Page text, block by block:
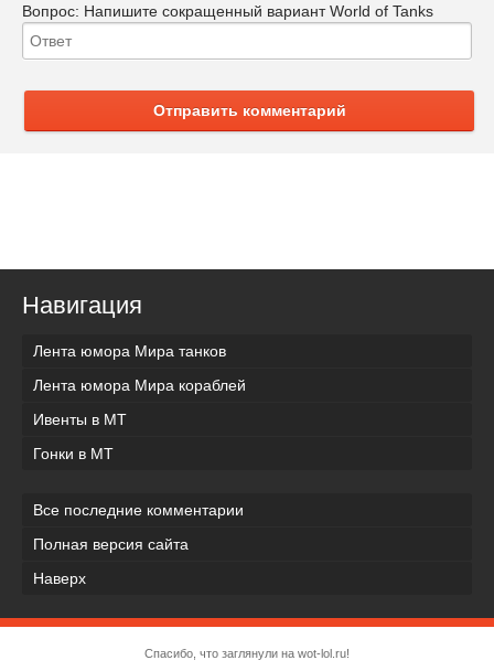
Вопрос: Напишите сокращенный вариант World of Tanks
Отправить комментарий
Навигация
Лента юмора Мира танков
Лента юмора Мира кораблей
Ивенты в МТ
Гонки в МТ
Все последние комментарии
Полная версия сайта
Наверх
Спасибо, что заглянули на wot-lol.ru!